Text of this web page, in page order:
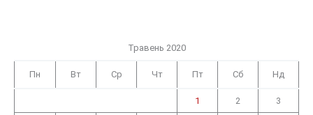
Травень 2020
Пн Вт Ср Чт Пт Сб Нд
1 2 3